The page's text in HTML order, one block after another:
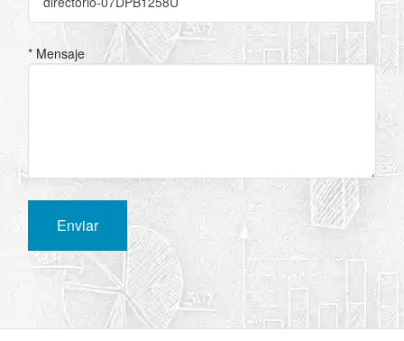
* Mensaje
Enviar